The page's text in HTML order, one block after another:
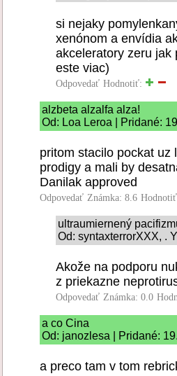
si nejaky
xenónom a envídia
akceleratory zeru jak
este viac)
Odpovedať Hodnotiť:
alzbeta alzalfa alza!
Od: Loa Leroa | Pridané:
pritom stacilo pockat uz
prodigy a mali by
Danilak approved
Odpovedať Známka: 8.6
ultraumiernený
Od: syntaxterrorXXX, .
Akože na podporu
z priekazne
Odpovedať Známka: 0.0
a co Cina
Od: janozlesa | Pridané:
a preco tam v tom